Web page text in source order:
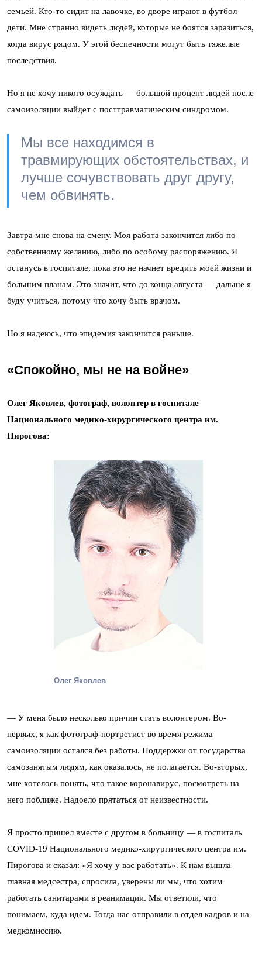
семьей. Кто-то сидит на лавочке, во дворе играют в футбол
дети. Мне странно видеть людей, которые не боятся заразиться,
когда вирус рядом. У этой беспечности могут быть тяжелые
последствия.
Но я не хочу никого осуждать — большой процент людей после
самоизоляции выйдет с посттравматическим синдромом.
Мы все находимся в
травмирующих обстоятельствах, и
лучше сочувствовать друг другу,
чем обвинять.
Завтра мне снова на смену. Моя работа закончится либо по
собственному желанию, либо по особому распоряжению. Я
останусь в госпитале, пока это не начнет вредить моей жизни и
большим планам. Это значит, что до конца августа — дальше я
буду учиться, потому что хочу быть врачом.
Но я надеюсь, что эпидемия закончится раньше.
«Спокойно, мы не на войне»
Олег Яковлев, фотограф, волонтер в госпитале
Национального медико-хирургического центра им.
Пирогова:
Олег Яковлев
— У меня было несколько причин стать волонтером. Во-
первых, я как фотограф-портретист во время режима
самоизоляции остался без работы. Поддержки от государства
самозанятым людям, как оказалось, не полагается. Во-вторых,
мне хотелось понять, что такое коронавирус, посмотреть на
него поближе. Надоело прятаться от неизвестности.
Я просто пришел вместе с другом в больницу — в госпиталь
COVID-19 Национального медико-хирургического центра им.
Пирогова и сказал: «Я хочу у вас работать». К нам вышла
главная медсестра, спросила, уверены ли мы, что хотим
работать санитарами в реанимации. Мы ответили, что
понимаем, куда идем. Тогда нас отправили в отдел кадров и на
медкомиссию.